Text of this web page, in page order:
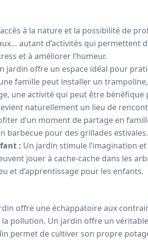
à la nature et la possibilité de
autant d’activités qui permettent
et à améliorer l’humeur.
jardin offre un espace idéal pour
famille peut installer un
une activité qui peut être
naturellement un lieu de
d’un moment de partage en
barbecue pour des grillades estivales.
: Un jardin stimule l’imagination
jouer à cache-cache dans les
et d’apprentissage pour les enfants.
offre une échappatoire aux
la pollution. Un jardin offre un
permet de cultiver son propre